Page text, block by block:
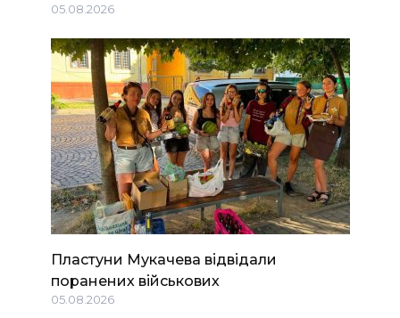
05.08.2026
Пластуни Мукачева відвідали
поранених військових
05.08.2026